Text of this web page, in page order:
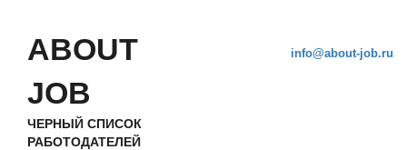
ABOUT
JOB
ЧЕРНЫЙ СПИСОК
РАБОТОДАТЕЛЕЙ
info@about-job.ru